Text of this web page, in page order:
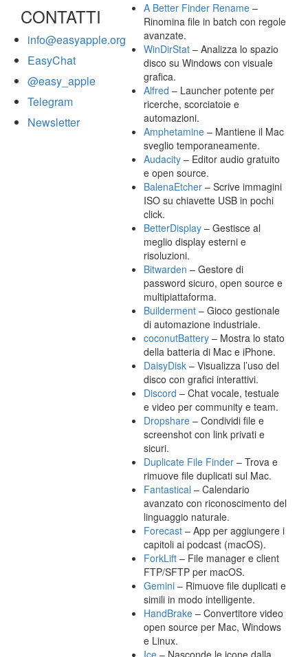
CONTATTI
info@easyapple.org
EasyChat
@easy_apple
Telegram
Newsletter
A Better Finder Rename –
Rinomina file in batch con regole
avanzate.
WinDirStat – Analizza lo spazio
disco su Windows con visuale
grafica.
Alfred – Launcher potente per
ricerche, scorciatoie e
automazioni.
Amphetamine – Mantiene il Mac
sveglio temporaneamente.
Audacity – Editor audio gratuito
e open source.
BalenaEtcher – Scrive immagini
ISO su chiavette USB in pochi
click.
BetterDisplay – Gestisce al
meglio display esterni e
risoluzioni.
Bitwarden – Gestore di
password sicuro, open source e
multipiattaforma.
Builderment – Gioco gestionale
di automazione industriale.
coconutBattery – Mostra lo stato
della batteria di Mac e iPhone.
DaisyDisk – Visualizza l’uso del
disco con grafici interattivi.
Discord – Chat vocale, testuale
e video per community e team.
Dropshare – Condividi file e
screenshot con link privati e
sicuri.
Duplicate File Finder – Trova e
rimuove file duplicati sul Mac.
Fantastical – Calendario
avanzato con riconoscimento del
linguaggio naturale.
Forecast – App per aggiungere i
capitoli ai podcast (macOS).
ForkLift – File manager e client
FTP/SFTP per macOS.
Gemini – Rimuove file duplicati e
simili in modo intelligente.
HandBrake – Convertitore video
open source per Mac, Windows
e Linux.
Ice – Nasconde le icone dalla